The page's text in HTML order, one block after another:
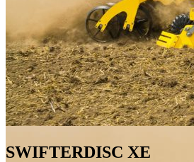
SWIFTERDISC XE